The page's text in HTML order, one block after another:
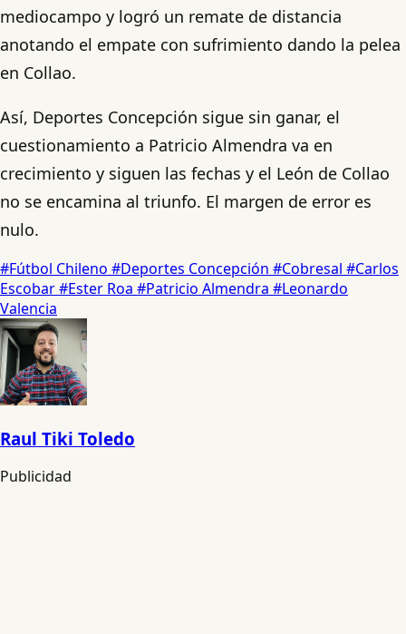
mediocampo y logró un remate de distancia
anotando el empate con sufrimiento dando la pelea
en Collao.
Así, Deportes Concepción sigue sin ganar, el
cuestionamiento a Patricio Almendra va en
crecimiento y siguen las fechas y el León de Collao
no se encamina al triunfo. El margen de error es
nulo.
#Fútbol Chileno #Deportes Concepción #Cobresal #Carlos
Escobar#Ester Roa #Patricio Almendra #Leonardo
Valencia
Raul Tiki Toledo
Publicidad